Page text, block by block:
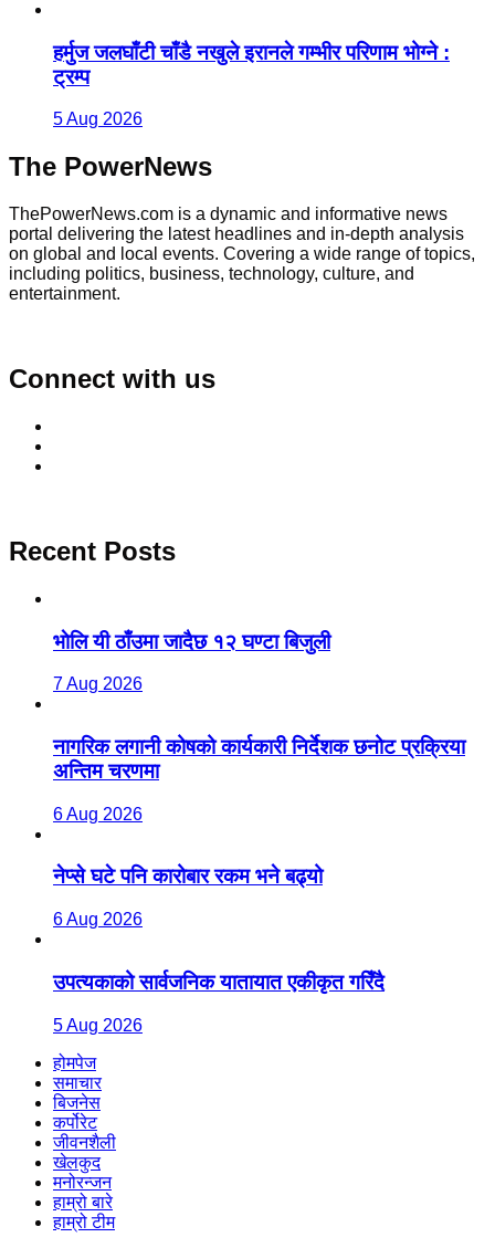
हर्मुज जलघाँटी चाँडै नखुले इरानले गम्भीर परिणाम भोग्ने :
ट्रम्प
5 Aug 2026
The PowerNews
ThePowerNews.com is a dynamic and informative news
portal delivering the latest headlines and in-depth analysis
on global and local events. Covering a wide range of topics,
including politics, business, technology, culture, and
entertainment.
Connect with us
Recent Posts
भाेलि यी ठाँउमा जादैछ १२ घण्टा बिजुली
7 Aug 2026
नागरिक लगानी कोषको कार्यकारी निर्देशक छनोट प्रक्रिया
अन्तिम चरणमा
6 Aug 2026
नेप्से घटे पनि कारोबार रकम भने बढ्यो
6 Aug 2026
उपत्यकाको सार्वजनिक यातायात एकीकृत गरिँदै
5 Aug 2026
होमपेज
समाचार
बिजनेस
कर्पोरेट
जीवनशैली
खेलकुद
मनोरन्जन
हाम्रो बारे
हाम्रो टीम